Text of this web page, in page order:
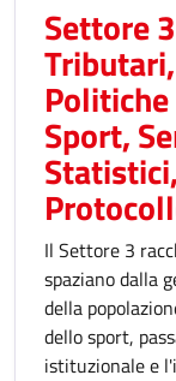
Settore
Sport,
Il Settore 3
spaziano dalla
della
dello sport,
istituzionale e